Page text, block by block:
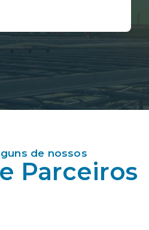
de nossos
Parceiros